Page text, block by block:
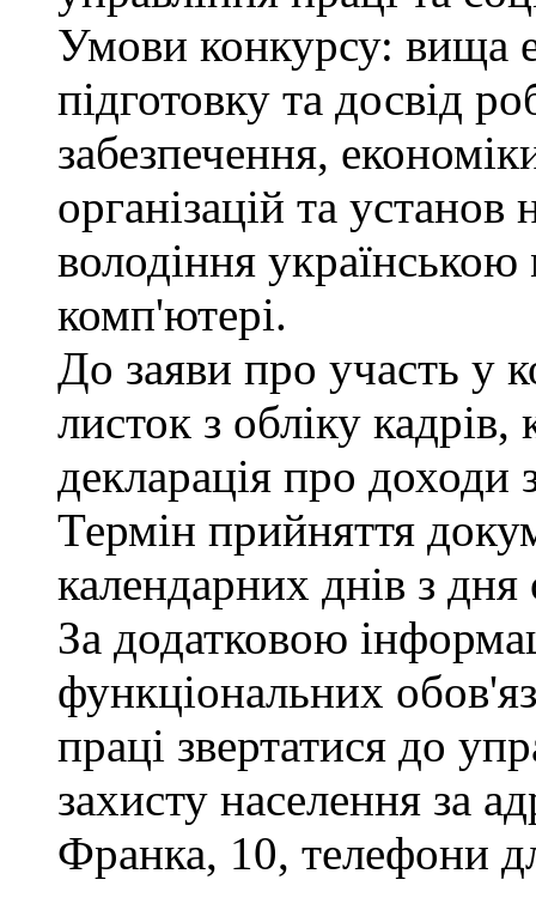
Умови конкурсу: вища
підготовку та досвід
забезпечення,
організацій та
володіння
комп'ютері.
До заяви про участь у
листок з обліку
декларація про доходи
Термін прийняття
календарних днів з
За додатковою
функціональних
праці звертатися до
захисту населення за
Франка, 10, телефони